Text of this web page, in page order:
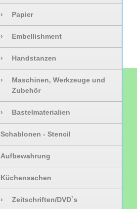
› Papier
› Embellishment
› Handstanzen
›
Maschinen, Werkzeuge und
Zubehör
› Bastelmaterialien
Schablonen - Stencil
Aufbewahrung
Küchensachen
› Zeitschriften/DVD`s